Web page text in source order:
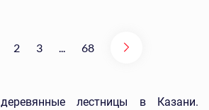
2 3 ... 68
лестницы в Казани.